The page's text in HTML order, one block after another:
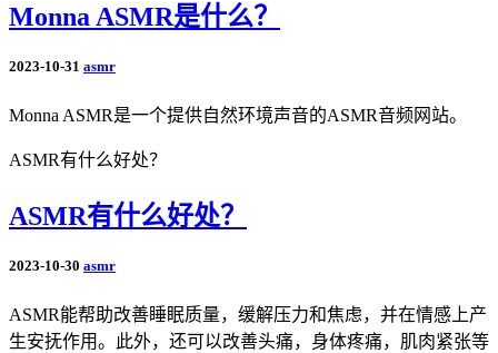
Monna ASMR是什么？
2023-10-31 asmr
Monna ASMR是一个提供自然环境声音的ASMR音频网站。
ASMR有什么好处？
ASMR有什么好处？
2023-10-30 asmr
ASMR能帮助改善睡眠质量，缓解压力和焦虑，并在情感上产
生安抚作用。此外，还可以改善头痛，身体疼痛，肌肉紧张等